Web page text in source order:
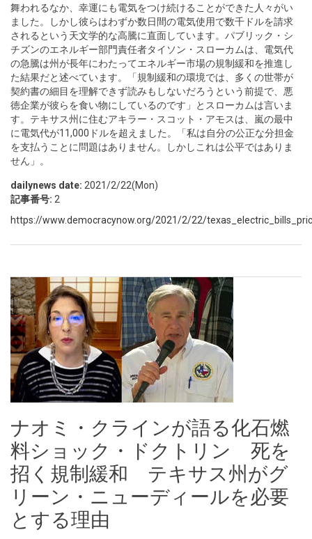
舞われるなか、幸運にも電気をつけ続けることができた人々がい
ました。しかし彼らはわずか数日間の電気使用で数千ドルを請求
されるという天文学的な高騰に直面しています。パブリック・シ
チズンのエネルギー部門責任者タイソン・スローカムは、電気代
の急騰は州が長年にわたってエネルギー市場の規制緩和を推進し
た結果だと述べています。「規制緩和の環境では、多くの世帯が
契約書の細目を理解できず読みもしないだろうという前提で、悪
徳企業が彼らを食い物にしているのです」とスローカムは言いま
す。テキサス州に住むアキラー・スコット・アモスは、嵐の最中
に電気代が11,000ドルを超えました。「私は自分の公正な分担金
を支払うことに問題はありません。しかしこれは公平ではありま
せん」。
dailynews date: 2021/2/22(Mon)
記事番号: 2
https://www.democracynow.org/2021/2/22/
ナオミ・クラインが語る化石燃
料ショック・ドクトリン 死を
招く規制緩和 テキサス州がグ
リーン・ニューディールを必要
とする理由